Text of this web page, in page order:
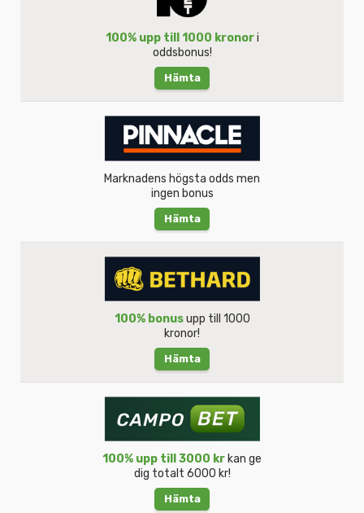
100% upp till 1000 kronori
oddsbonus!
Hämta
Marknadens högsta odds men
ingen bonus
Hämta
100% bonusupp till 1000
kronor!
Hämta
100% upp till 3000 krkan ge
dig totalt 6000 kr!
Hämta